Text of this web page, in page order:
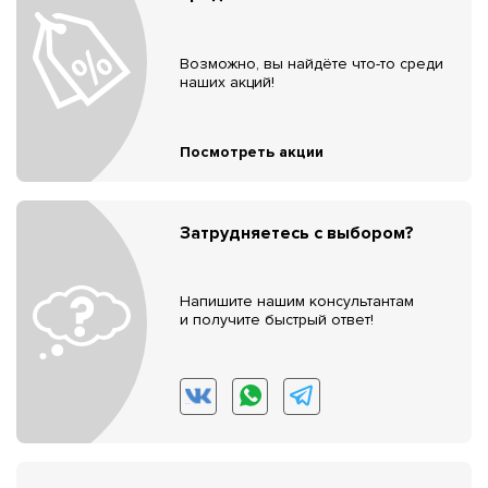
Возможно, вы найдёте что-то среди
наших акций!
Посмотреть акции
Затрудняетесь с выбором?
Напишите нашим консультантам
и получите быстрый ответ!